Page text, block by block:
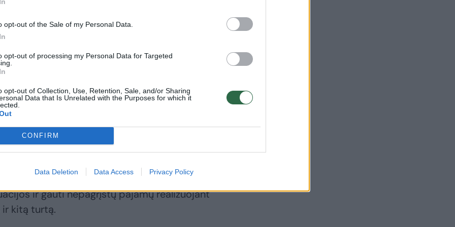
opt-out of the Sale of my Personal Data.
opt-out of processing my Personal Data for Targeted
opt-out of Collection, Use, Retention, Sale, and/or Sharing
Data that Is Unrelated with the Purposes for which it
CONFIRM
Data Deletion Data Access Privacy Policy
paskelbė, kad visi iki šiol fiksuotus elektros
nuo rugsėjo 5 d. mokės pagal biržos kainas.
kad įmonė nebeturi vidinių išteklių ir išorinių rizikų
kainas, kurias klientai užfiksavo savose
pareiškė, kad „Perlas Energija“ pasielgė
VERT teigimu, įmonė privalo kuo skubiau
reguliuotojas kreipėsi į Generalinę prokuratūrą,
gynimo procesą – įtariama, kad įmonė
ir gauti nepagrįstų pajamų realizuojant
kitą turtą.